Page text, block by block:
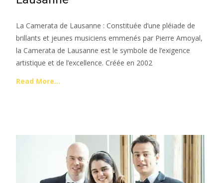
La Camerata de Lausanne : Constituée d’une pléiade de
brillants et jeunes musiciens emmenés par Pierre Amoyal,
la Camerata de Lausanne est le symbole de l’exigence
artistique et de l’excellence. Créée en 2002
Read More…